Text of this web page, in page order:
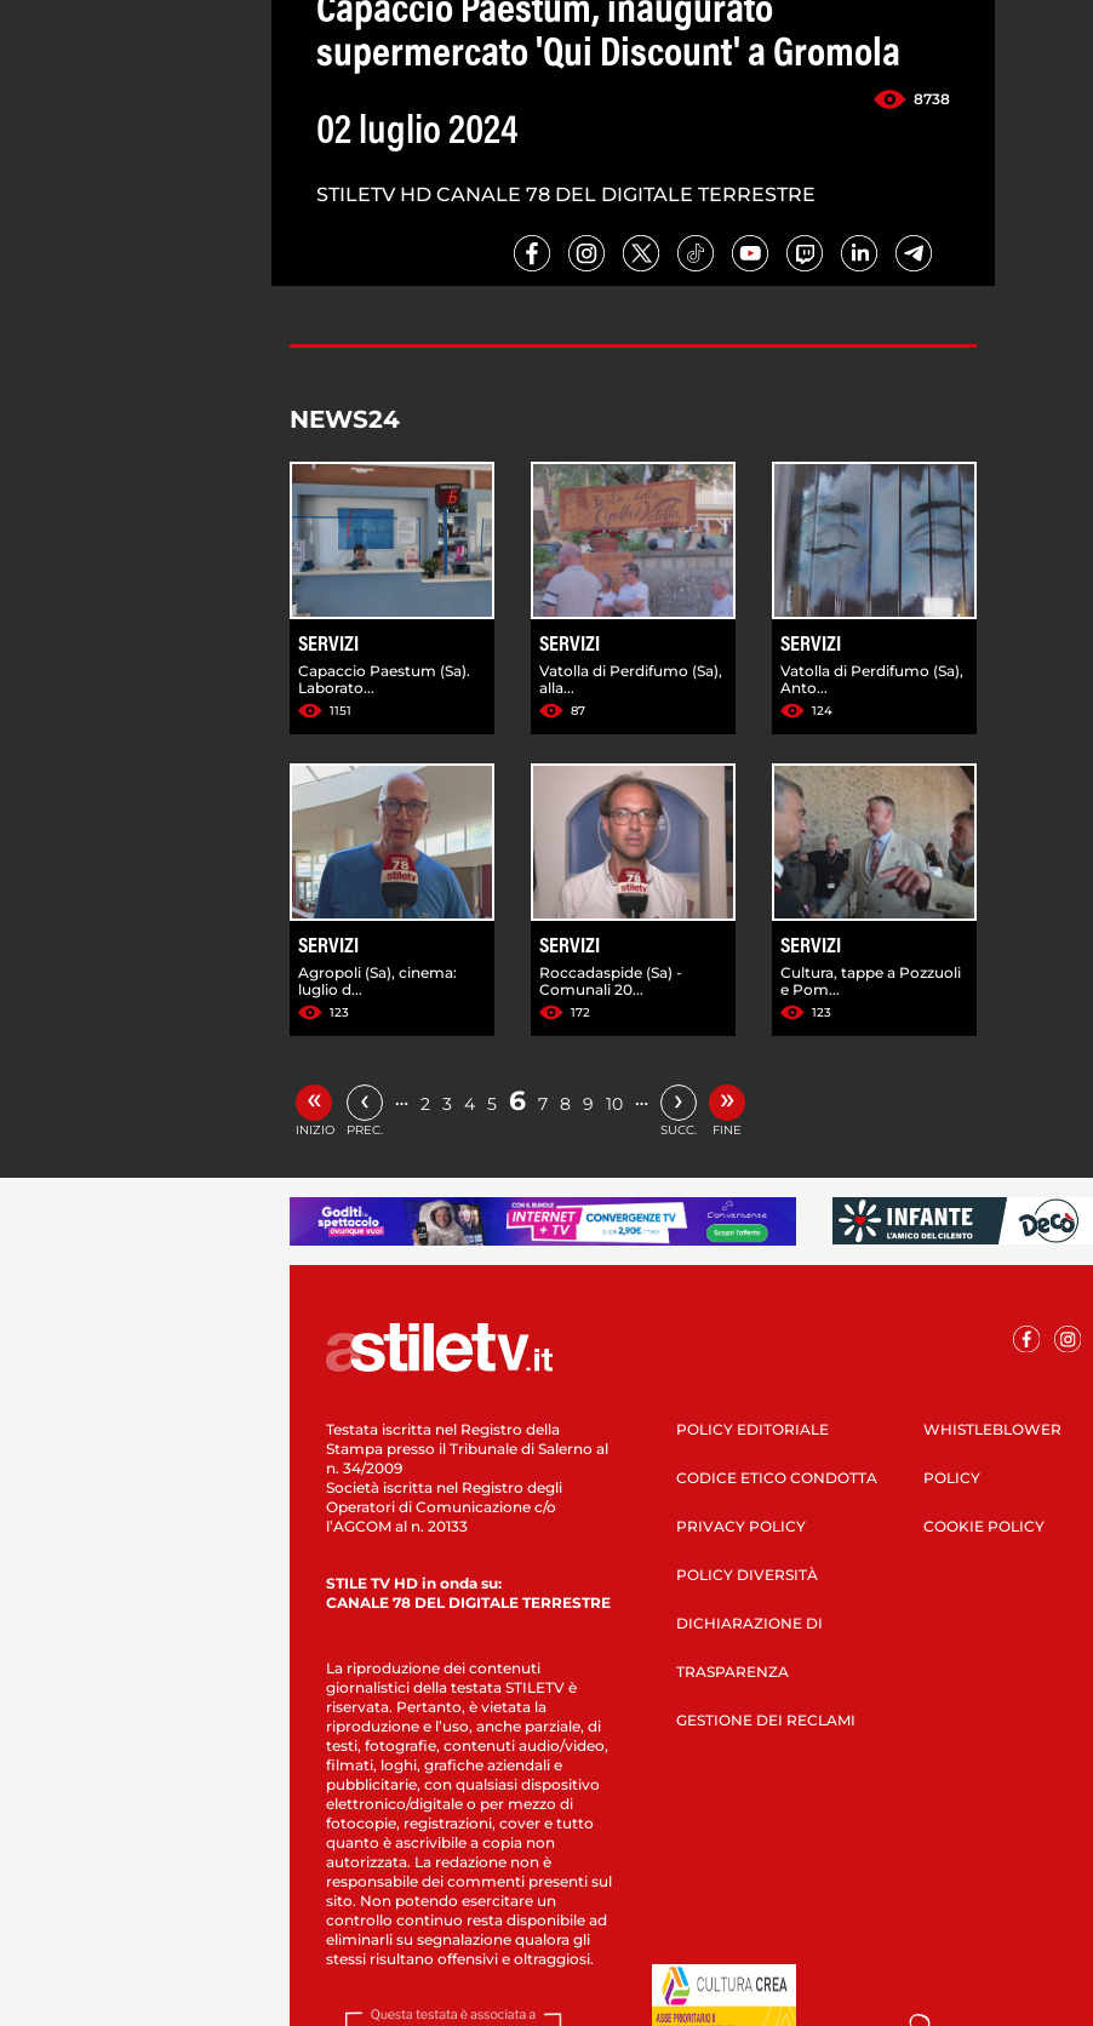
Capaccio Paestum, inaugurato
supermercato 'Qui Discount' a Gromola
8738
02 luglio 2024
STILETV HD CANALE 78 DEL DIGITALE TERRESTRE
NEWS24
SERVIZI
Capaccio Paestum (Sa).
Laborato...
1151
SERVIZI
Vatolla di Perdifumo (Sa),
alla...
87
SERVIZI
Vatolla di Perdifumo (Sa),
Anto...
124
SERVIZI
Agropoli (Sa), cinema:
luglio d...
123
SERVIZI
Roccadaspide (Sa) -
Comunali 20...
172
SERVIZI
Cultura, tappe a Pozzuoli
e Pom...
123
«
INIZIO
‹
PREC.
… 2 3 4 5 6 7 8 9 10 … ›
SUCC.
»
FINE
Testata iscritta nel Registro della
Stampa presso il Tribunale di Salerno al
n. 34/2009
Società iscritta nel Registro degli
Operatori di Comunicazione c/o
l’AGCOM al n. 20133
STILE TV HD in onda su:
CANALE 78 DEL DIGITALE TERRESTRE
La riproduzione dei contenuti
giornalistici della testata STILETV è
riservata. Pertanto, è vietata la
riproduzione e l’uso, anche parziale, di
testi, fotografie, contenuti audio/video,
filmati, loghi, grafiche aziendali e
pubblicitarie, con qualsiasi dispositivo
elettronico/digitale o per mezzo di
fotocopie, registrazioni, cover e tutto
quanto è ascrivibile a copia non
autorizzata. La redazione non è
responsabile dei commenti presenti sul
sito. Non potendo esercitare un
controllo continuo resta disponibile ad
eliminarli su segnalazione qualora gli
stessi risultano offensivi e oltraggiosi.
POLICY EDITORIALE
CODICE ETICO CONDOTTA
PRIVACY POLICY
POLICY DIVERSITÀ
DICHIARAZIONE DI
TRASPARENZA
GESTIONE DEI RECLAMI
WHISTLEBLOWER
POLICY
COOKIE POLICY